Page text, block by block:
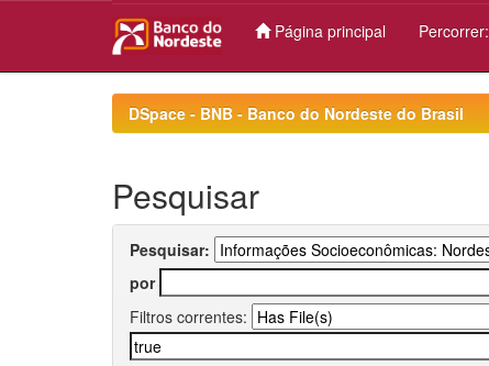
Página principal Percorrer:
DSpace - BNB - Banco do Nordeste do Brasil
Pesquisar
Pesquisar:
por
Filtros correntes: